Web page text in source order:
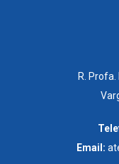
R.
Email: